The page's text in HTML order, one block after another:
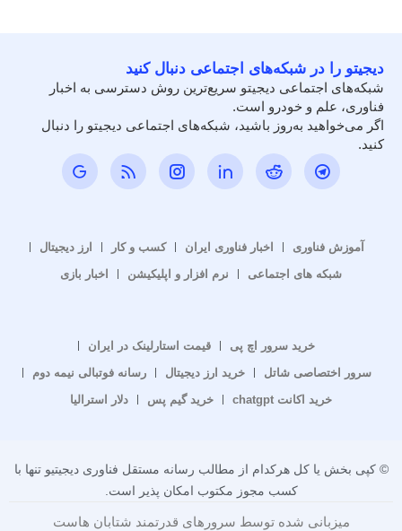
دیجیتو را در شبکه‌های اجتماعی دنبال کنید
شبکه‌های اجتماعی دیجیتو سریع‌ترین روش دسترسی به اخبار
فناوری، علم و خودرو است.
اگر می‌خواهید به‌روز باشید، شبکه‌های اجتماعی دیجیتو را دنبال
کنید.
آموزش فناوری اخبار فناوری ایران کسب و کار
ارز دیجیتال
شبکه های اجتماعی
نرم افزار و اپلیکیشن اخبار بازی
خرید سرور اچ پی
قیمت استارلینک در ایران
سرور اختصاصی شاتل
خرید ارز دیجیتال
رسانه فوتبالی نیمه دوم
خرید اکانت chatgpt
خرید گیم پس دلار استرالیا
© کپی بخش یا کل هرکدام از مطالب رسانه مستقل فناوری دیجیتیو تنها با
کسب مجوز مکتوب امکان پذیر است.
میزبانی شده توسط سرورهای قدرتمند شتابان هاست